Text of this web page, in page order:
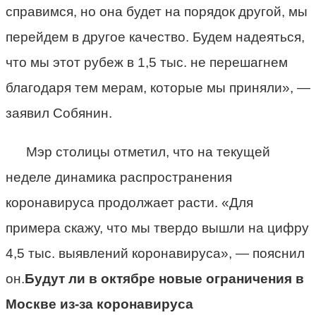
справимся, но она будет на порядок другой, мы
перейдем в другое качество. Будем надеяться,
что мы этот рубеж в 1,5 тыс. не перешагнем
благодаря тем мерам, которые мы приняли», —
заявил Собянин.
Мэр столицы отметил, что на текущей
неделе динамика распространения
коронавируса продолжает расти. «Для
примера скажу, что мы твердо вышли на цифру
4,5 тыс. выявлений коронавируса», — пояснил
он.Будут ли в октябре новые ограничения в
Москве из-за коронавируса